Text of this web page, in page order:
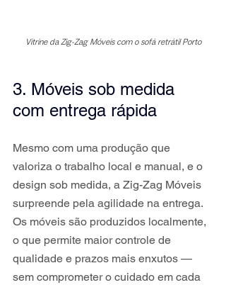
Vitrine da Zig-Zag Móveis com o sofá retrátil Porto
3. Móveis sob medida
com entrega rápida
Mesmo com uma produção que
valoriza o trabalho local e manual, e o
design sob medida, a Zig-Zag Móveis
surpreende pela agilidade na entrega.
Os móveis são produzidos localmente,
o que permite maior controle de
qualidade e prazos mais enxutos —
sem comprometer o cuidado em cada